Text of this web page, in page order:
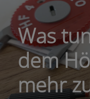
Was
dem
mehr